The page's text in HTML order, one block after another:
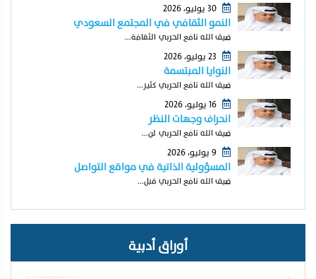
30 يوليو، 2026
النمو الثقافي في المجتمع السعودي
ضيف الله نافع الحربي الثقافة...
النوايا المبتسمة
ضيف الله نافع الحربي كثير...
16 يوليو، 2026
انحراف وجهات النظر
ضيف الله نافع الحربي لن...
9 يوليو، 2026
المسؤولية الذاتية في مواقع التواصل
ضيف الله نافع الحربي قبل...
أوراق أدبية